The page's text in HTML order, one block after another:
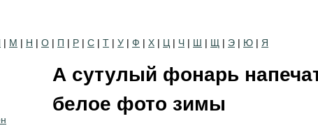
| М | Н | О | П | Р | С | Т | У | Ф | Х | Ц | Ч | Ш | Щ | Э | Ю | Я
А сутулый фонарь
белое фото зимы